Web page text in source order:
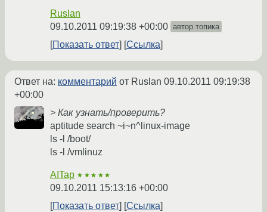
Ruslan
09.10.2011 09:19:38 +00:00 автор топика
Показать ответ Ссылка
Ответ на: комментарий от Ruslan 09.10.2011 09:19:38
+00:00
> Как узнать/проверить?
aptitude search ~i~n^linux-image
ls -l /boot/
ls -l /vmlinuz
AITap ★★★★★
09.10.2011 15:13:16 +00:00
Показать ответ
Ссылка